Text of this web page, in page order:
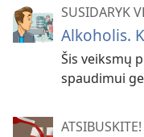
SUSIDARYK
Alkoholis.
Šis veiksmų
spaudimui
ATSIBUSKITE!